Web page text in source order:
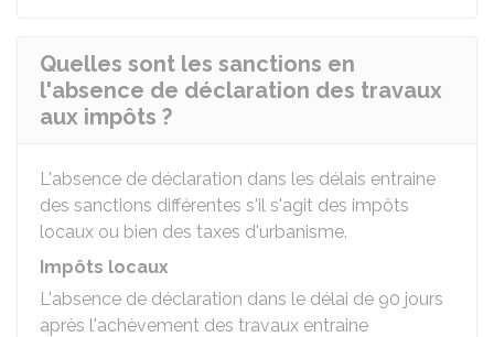
Quelles sont les sanctions en
l'absence de déclaration des travaux
aux impôts ?
L'absence de déclaration dans les délais entraine
des sanctions différentes s'il s'agit des impôts
locaux ou bien des taxes d'urbanisme.
Impôts locaux
L'absence de déclaration dans le délai de 90 jours
après l'achèvement des travaux entraine